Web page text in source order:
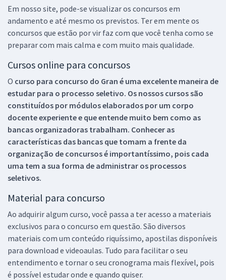
Em nosso site, pode-se visualizar os concursos em
andamento e até mesmo os previstos. Ter em mente os
concursos que estão por vir faz com que você tenha como se
preparar com mais calma e com muito mais qualidade.
Cursos online para concursos
O curso para concurso do Gran é uma excelente maneira de
estudar para o processo seletivo. Os nossos cursos são
constituídos por módulos elaborados por um corpo
docente experiente e que entende muito bem como as
bancas organizadoras trabalham. Conhecer as
características das bancas que tomam a frente da
organização de concursos é importantíssimo, pois cada
uma tem a sua forma de administrar os processos
seletivos.
Material para concurso
Ao adquirir algum curso, você passa a ter acesso a materiais
exclusivos para o concurso em questão. São diversos
materiais com um conteúdo riquíssimo, apostilas disponíveis
para download e videoaulas. Tudo para facilitar o seu
entendimento e tornar o seu cronograma mais flexível, pois
é possível estudar onde e quando quiser.